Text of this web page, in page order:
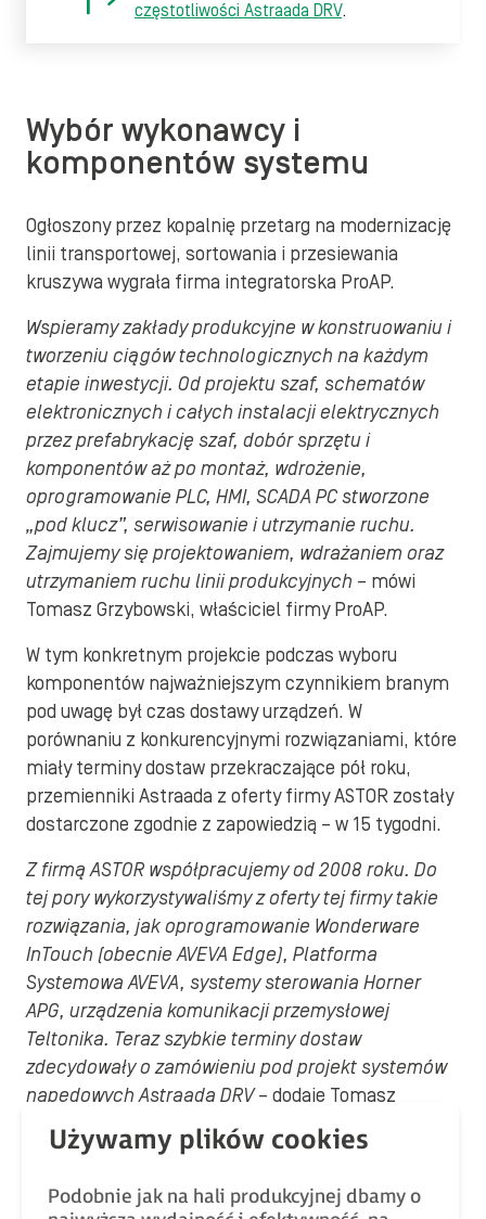
częstotliwości Astraada DRV.
Wybór wykonawcy i
komponentów systemu
Ogłoszony przez kopalnię przetarg na modernizację
linii transportowej, sortowania i przesiewania
kruszywa wygrała firma integratorska ProAP.
Wspieramy zakłady produkcyjne w konstruowaniu i
tworzeniu ciągów technologicznych na każdym
etapie inwestycji. Od projektu szaf, schematów
elektronicznych i całych instalacji elektrycznych
przez prefabrykację szaf, dobór sprzętu i
komponentów aż po montaż, wdrożenie,
oprogramowanie PLC, HMI, SCADA PC stworzone
„pod klucz”, serwisowanie i utrzymanie ruchu.
Zajmujemy się projektowaniem, wdrażaniem oraz
utrzymaniem ruchu linii produkcyjnych – mówi
Tomasz Grzybowski, właściciel firmy ProAP.
W tym konkretnym projekcie podczas wyboru
komponentów najważniejszym czynnikiem branym
pod uwagę był czas dostawy urządzeń. W
porównaniu z konkurencyjnymi rozwiązaniami, które
miały terminy dostaw przekraczające pół roku,
przemienniki Astraada z oferty firmy ASTOR zostały
dostarczone zgodnie z zapowiedzią – w 15 tygodni.
Z firmą ASTOR współpracujemy od 2008 roku. Do
tej pory wykorzystywaliśmy z oferty tej firmy takie
rozwiązania, jak oprogramowanie Wonderware
InTouch (obecnie AVEVA Edge), Platforma
Systemowa AVEVA, systemy sterowania Horner
APG, urządzenia komunikacji przemysłowej
Teltonika. Teraz szybkie terminy dostaw
zdecydowały o zamówieniu pod projekt systemów
napędowych Astraada DRV– dodaje Tomasz
Grzybowski.
wyborze rozwiązań Astraada, było wsparcie
Podobnie jak na hali produkcyjnej dbamy o